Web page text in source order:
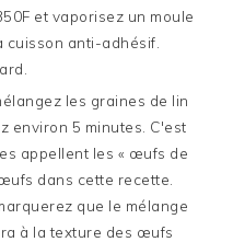
cuisson anti-adhésif.
environ 5 minutes. C'est
appellent les « œufs de
dans cette recette.
que le mélange
à la texture des œufs